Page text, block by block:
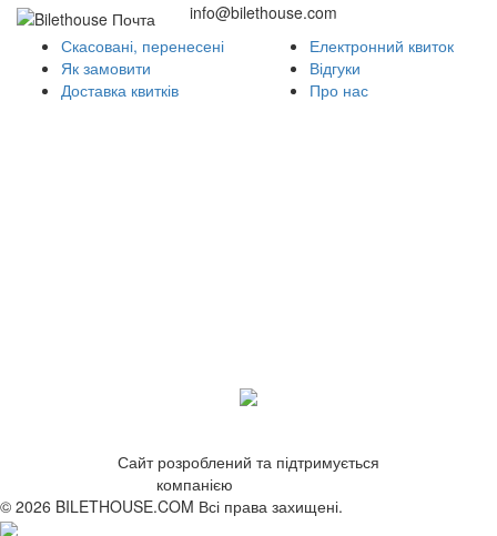
info@bilethouse.com
Скасовані, перенесені
Як замовити
Доставка квитків
Електронний квиток
Відгуки
Про нас
Сайт розроблений та підтримується
компанією
© 2026 BILETHOUSE.COM Всі права захищені.